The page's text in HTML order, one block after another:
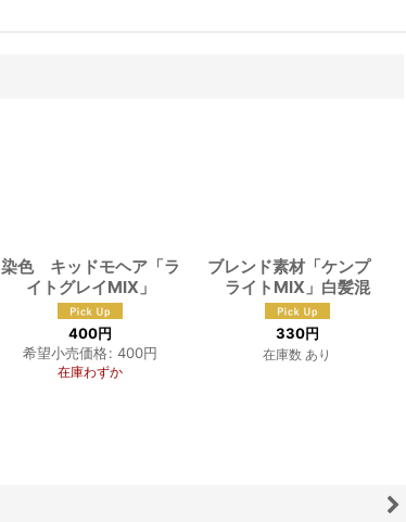
染色 キッドモヘア「ラ
イトグレイMIX」
400円
希望小売価格: 400円
在庫わずか
ブレンド素材「ケンプ
ライトMIX」白髪混
330円
在庫数 あり